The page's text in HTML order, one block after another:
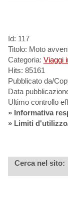
Id: 117
Titolo: Moto
Categoria: Viaggi
Hits: 85161
Pubblicato da/
Data
Ultimo controllo
» Informativa
» Limiti
Cerca nel sito: